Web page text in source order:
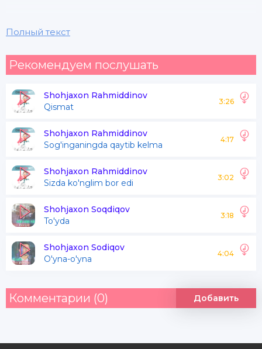
Ha jonim ey asalsana
Go'zalsan ey
Yorim san ey asalsana
Shodonsaney
Go'zalsan ey
Yorim saney
Sevaman deb aytsam
Oyga qarab goh soyga qrab
Chiqarmikin kutsam sochini tarab
Qoshlarini bo'yasa qilar ava
Полный текст
Рекомендуем послушать
Shohjaxon Rahmiddinov
Qismat
3:26
Shohjaxon Rahmiddinov
Sog'inganingda qaytib kelma
4:17
Shohjaxon Rahmiddinov
Sizda ko'nglim bor edi
3:02
Shohjaxon Soqdiqov
To'yda
3:18
Shohjaxon Sodiqov
O'yna-o'yna
4:04
Комментарии (0) Добавить